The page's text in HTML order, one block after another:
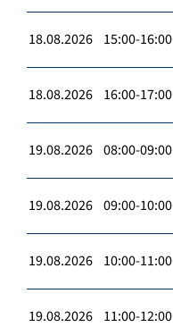
18.08.2026 15:00-16:00
18.08.2026 16:00-17:00
19.08.2026 08:00-09:00
19.08.2026 09:00-10:00
19.08.2026 10:00-11:00
19.08.2026 11:00-12:00